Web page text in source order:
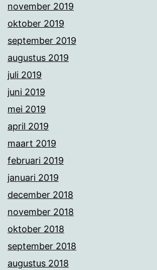
november 2019
oktober 2019
september 2019
augustus 2019
juli 2019
juni 2019
mei 2019
april 2019
maart 2019
februari 2019
januari 2019
december 2018
november 2018
oktober 2018
september 2018
augustus 2018